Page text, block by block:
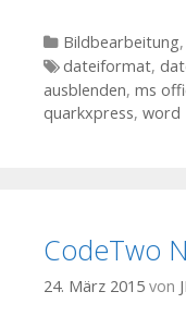
Kategorien
Bildbearbeitung,
Tags
dateiformat,
ausblenden, ms
quarkxpress, word
CodeTwo
24. März 2015 von